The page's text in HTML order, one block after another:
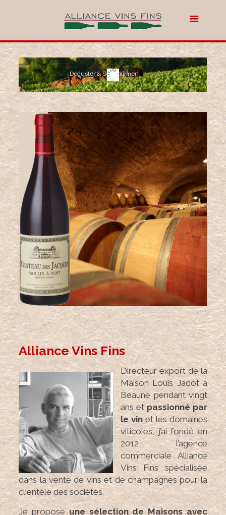
Déguster & Sélectionner
Alliance Vins Fins
Directeur export de la
Maison Louis Jadot à
Beaune pendant vingt
ans etpassionné par
le vinet les domaines
viticoles, j’ai fondé en
2012 l’agence
commerciale Alliance
Vins Fins spécialisée
dans la vente de vins et de champagnes pour la
clientèle des sociétés.
Je proposeune sélection de Maisons avec